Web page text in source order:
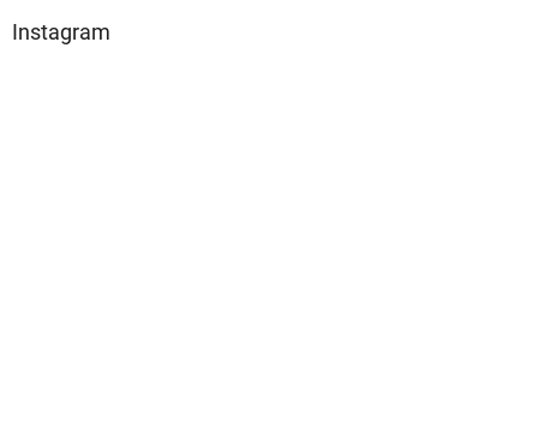
Instagram